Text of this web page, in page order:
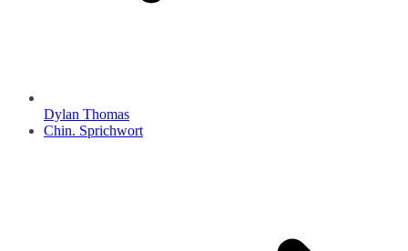
Dylan Thomas
Chin. Sprichwort